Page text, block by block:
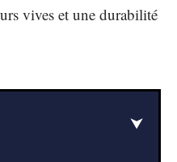
vives et une durabilité